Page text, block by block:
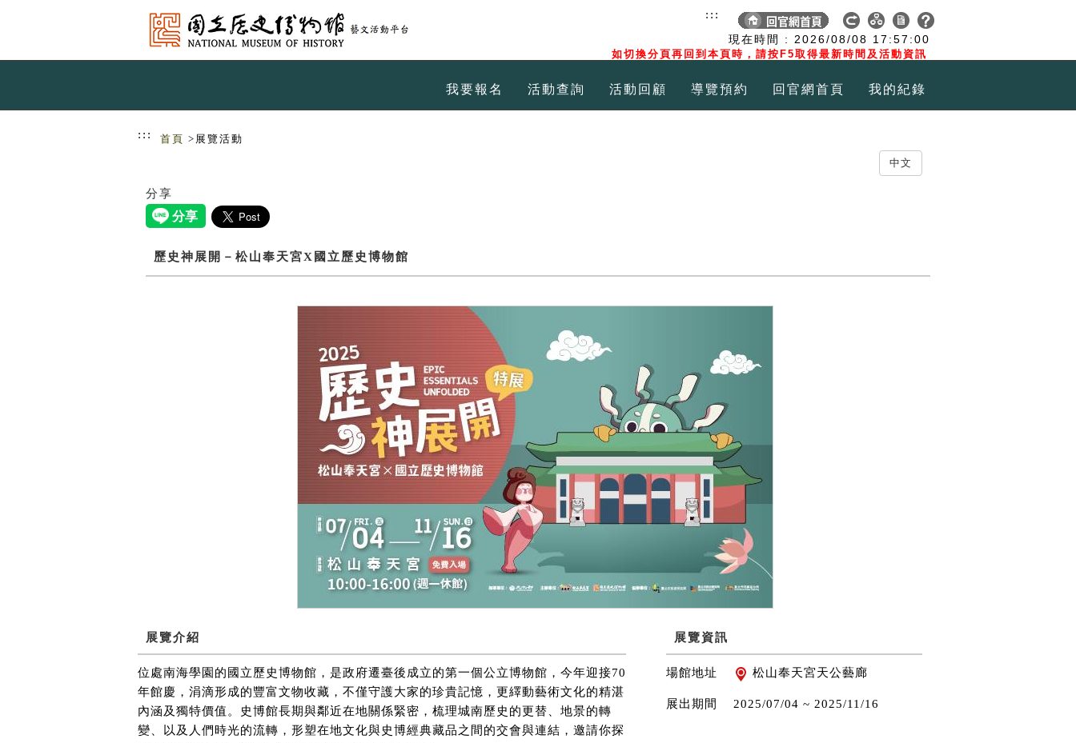
現在時間 : 2026/08/08 17:57:00
如切換分頁再回到本頁時，請按F5取得最新時間及活動資訊
:::
我要報名 活動查詢 活動回顧 導覽預約 回官網首頁 我的紀錄
::: 首頁 >展覽活動
中文
分享
歷史神展開－松山奉天宮X國立歷史博物館
展覽介紹
位處南海學園的國立歷史博物館，是政府遷臺後成立的第一個公立博物館，今年迎接70
年館慶，涓滴形成的豐富文物收藏，不僅守護大家的珍貴記憶，更繹動藝術文化的精湛
內涵及獨特價值。史博館長期與鄰近在地關係緊密，梳理城南歷史的更替、地景的轉
變、以及人們時光的流轉，形塑在地文化與史博經典藏品之間的交會與連結，邀請你探
展覽資訊
場館地址 松山奉天宮天公藝廊
展出期間 2025/07/04 ~ 2025/11/16